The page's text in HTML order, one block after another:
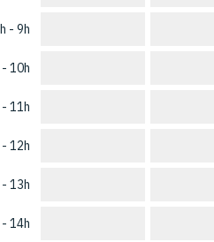
- 9h
10h
11h
12h
13h
14h